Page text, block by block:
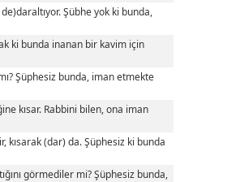
Şübhe yok ki bunda,
ki bunda inanan bir kavim için
Şüphesiz bunda, iman etmekte
kısar. Rabbini bilen, ona iman
kısarak (dar) da. Şüphesiz ki bunda
görmediler mi? Şüphesiz bunda,